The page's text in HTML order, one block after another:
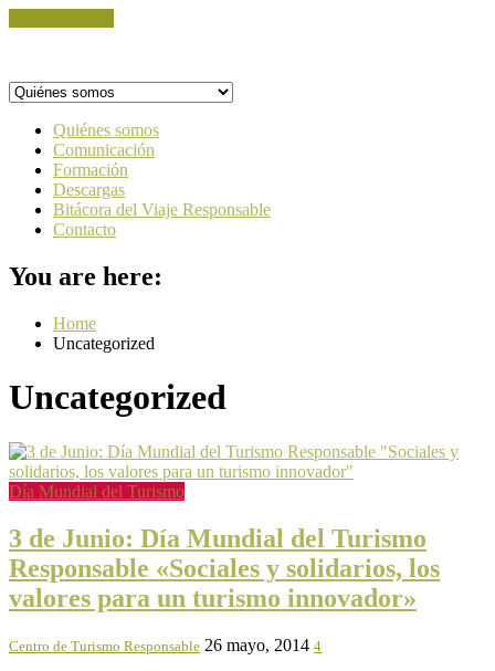
Quiénes somos
Comunicación
Formación
Descargas
Bitácora del Viaje Responsable
Contacto
You are here:
Home
Uncategorized
Uncategorized
Día Mundial del Turismo
3 de Junio: Día Mundial del Turismo
Responsable «Sociales y solidarios, los
valores para un turismo innovador»
Centro de Turismo Responsable 26 mayo, 2014 4